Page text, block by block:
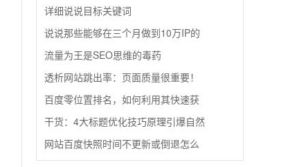
详细说说目标关键词
说说那些能够在三个月做到10万IP的
流量为王是SEO思维的毒药
透析网站跳出率：页面质量很重要！
百度零位置排名，如何利用其快速获
干货：4大标题优化技巧原理引爆自然
网站百度快照时间不更新或倒退怎么